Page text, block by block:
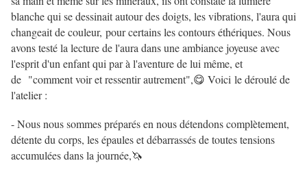
blanche qui se dessinait autour des doigts, les vibrations, l'aura qui
changeait de couleur, pour certains les contours éthériques. Nous
avons testé la lecture de l'aura dans une ambiance joyeuse avec
l'esprit d'un enfant qui par à l'aventure de lui même, et
de "comment voir et ressentir autrement",😋 Voici le déroulé de
l'atelier :
- Nous nous sommes préparés en nous détendons complètement,
détente du corps, les épaules et débarrassés de toutes tensions
accumulées dans la journée,🦄